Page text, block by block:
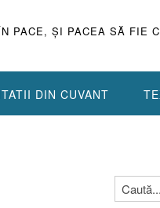
PACE, ŞI PACEA SĂ FIE
DIN CUVANT